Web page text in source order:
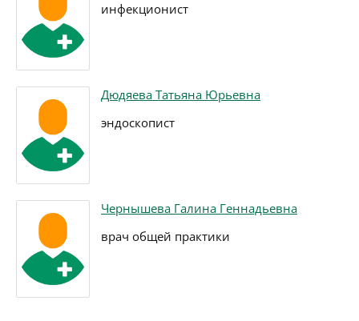
инфекционист
Дюдяева Татьяна Юрьевна
эндоскопист
Чернышева Галина Геннадьевна
врач общей практики